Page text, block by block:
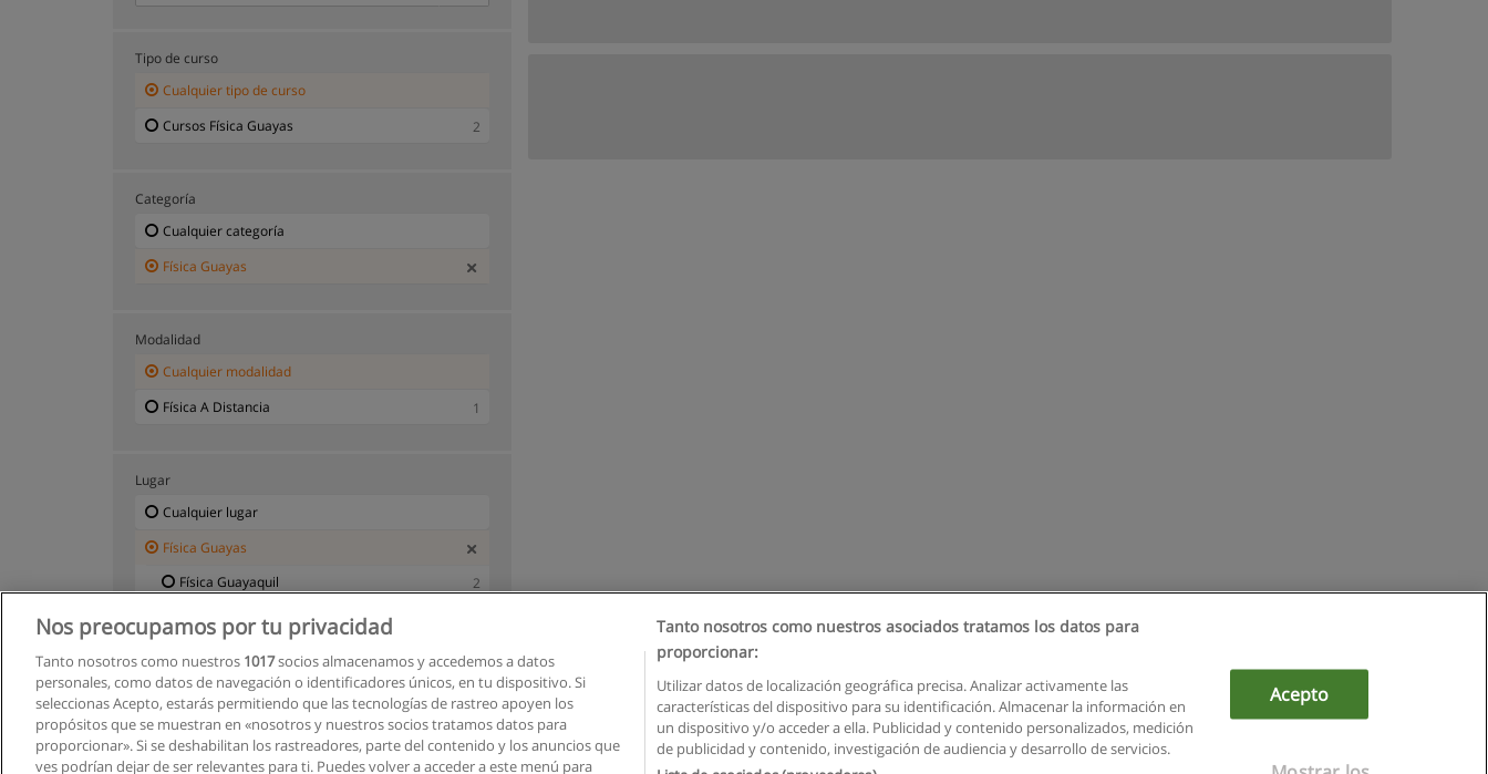
Tipo de curso
Cualquier tipo de curso
Cursos Física Guayas
2
Categoría
Cualquier categoría
Física Guayas
Modalidad
Cualquier modalidad
Física A Distancia
1
Lugar
Cualquier lugar
Física Guayas
Física Guayaquil
2
Reglas de uso Privacidad de datos Contactar con Educaedu
Copyright © Educaedu Business S.L. - CIF : B-95610580: - www.educaedu.com.ec
Nos preocupamos por tu privacidad
Tanto nosotros como nuestros 1017socios almacenamos y accedemos a datos
personales, como datos de navegación o identificadores únicos, en tu dispositivo. Si
seleccionas Acepto, estarás permitiendo que las tecnologías de rastreo apoyen los
propósitos que se muestran en «nosotros y nuestros socios tratamos datos para
proporcionar». Si se deshabilitan los rastreadores, parte del contenido y los anuncios que
ves podrían dejar de ser relevantes para ti. Puedes volver a acceder a este menú para
Tanto nosotros como nuestros asociados tratamos los datos para
proporcionar:
Utilizar datos de localización geográfica precisa. Analizar activamente las
características del dispositivo para su identificación. Almacenar la información en
un dispositivo y/o acceder a ella. Publicidad y contenido personalizados, medición
de publicidad y contenido, investigación de audiencia y desarrollo de servicios.
Acepto